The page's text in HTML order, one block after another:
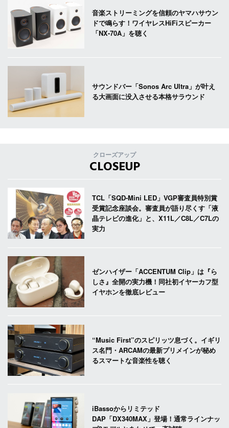
音楽ストリーミングを信頼のヤマハサウン
ドで鳴らす！ワイヤレスHiFiスピーカー
「NX-70A」を聴く
サウンドバー「Sonos Arc Ultra」が叶え
る大画面に没入させる本格サラウンド
クローズアップ
CLOSEUP
TCL「SQD-Mini LED」VGP審査員特別賞
受賞記念座談会。審査員が語り尽くす「液
晶テレビの進化」と、X11L／C8L／C7Lの
実力
ゼンハイザー「ACCENTUM Clip」は『ら
しさ』全開の実力機！同社初イヤーカフ型
イヤホンを徹底レビュー
“Music First”のスピリッツ息づく。イギリ
ス名門・ARCAMの最新プリメインが秘め
るスマートな音楽性を聴く
iBassoからリミテッド
DAP「DX340MAX」登場！通常ラインナッ